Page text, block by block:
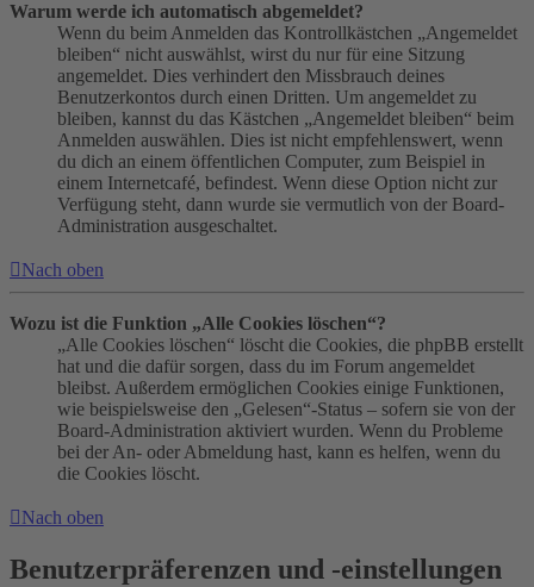
Warum werde ich automatisch abgemeldet?
Wenn du beim Anmelden das Kontrollkästchen „Angemeldet
bleiben“ nicht auswählst, wirst du nur für eine Sitzung
angemeldet. Dies verhindert den Missbrauch deines
Benutzerkontos durch einen Dritten. Um angemeldet zu
bleiben, kannst du das Kästchen „Angemeldet bleiben“ beim
Anmelden auswählen. Dies ist nicht empfehlenswert, wenn
du dich an einem öffentlichen Computer, zum Beispiel in
einem Internetcafé, befindest. Wenn diese Option nicht zur
Verfügung steht, dann wurde sie vermutlich von der Board-
Administration ausgeschaltet.
Nach oben
Wozu ist die Funktion „Alle Cookies löschen“?
„Alle Cookies löschen“ löscht die Cookies, die phpBB erstellt
hat und die dafür sorgen, dass du im Forum angemeldet
bleibst. Außerdem ermöglichen Cookies einige Funktionen,
wie beispielsweise den „Gelesen“-Status – sofern sie von der
Board-Administration aktiviert wurden. Wenn du Probleme
bei der An- oder Abmeldung hast, kann es helfen, wenn du
die Cookies löscht.
Nach oben
Benutzerpräferenzen und -einstellungen